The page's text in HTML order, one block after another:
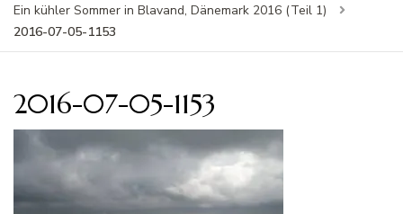
Ein kühler Sommer in Blavand, Dänemark 2016 (Teil 1)
2016-07-05-1153
2016-07-05-1153